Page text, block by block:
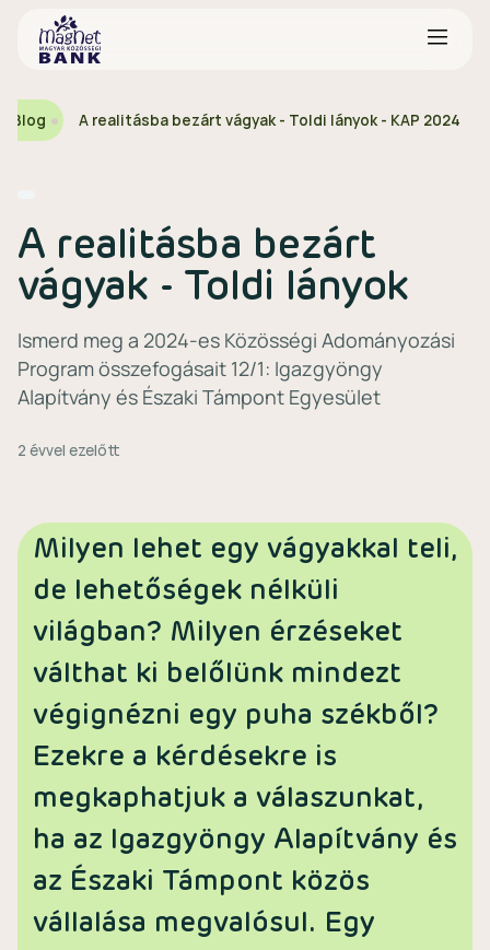
Blog A realitásba bezárt vágyak - Toldi lányok - KAP 2024
A realitásba bezárt
vágyak - Toldi lányok
Ismerd meg a 2024-es Közösségi Adományozási
Program összefogásait 12/1: Igazgyöngy
Alapítvány és Északi Támpont Egyesület
2 évvel ezelőtt
Milyen lehet egy vágyakkal teli,
de lehetőségek nélküli
világban? Milyen érzéseket
válthat ki belőlünk mindezt
végignézni egy puha székből?
Ezekre a kérdésekre is
megkaphatjuk a válaszunkat,
ha az Igazgyöngy Alapítvány és
az Északi Támpont közös
vállalása megvalósul. Egy